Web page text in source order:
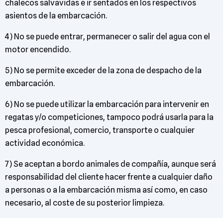
chalecos salvavidas e ir sentados en los respectivos
asientos de la embarcación.
4) No se puede entrar, permanecer o salir del agua con el
motor encendido.
5) No se permite exceder de la zona de despacho de la
embarcación.
6) No se puede utilizar la embarcación para intervenir en
regatas y/o competiciones, tampoco podrá usarla para la
pesca profesional, comercio, transporte o cualquier
actividad económica.
7) Se aceptan a bordo animales de compañía, aunque será
responsabilidad del cliente hacer frente a cualquier daño
a personas o a la embarcación misma así como, en caso
necesario, al coste de su posterior limpieza.